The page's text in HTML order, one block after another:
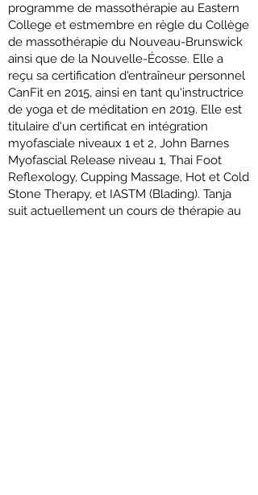
programme de massothérapie au Eastern
College et estmembre en règle du Collège
de massothérapie du Nouveau-Brunswick
ainsi que de la Nouvelle-Écosse. Elle a
reçu sa certification d'entraîneur personnel
CanFit en 2015, ainsi en tant qu'instructrice
de yoga et de méditation en 2019. Elle est
titulaire d'un certificat en intégration
myofasciale niveaux 1 et 2, John Barnes
Myofascial Release niveau 1, Thai Foot
Reflexology, Cupping Massage, Hot et Cold
Stone Therapy, et IASTM (Blading). Tanja
suit actuellement un cours de thérapie au